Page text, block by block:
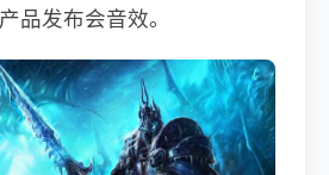
品发布会音效。